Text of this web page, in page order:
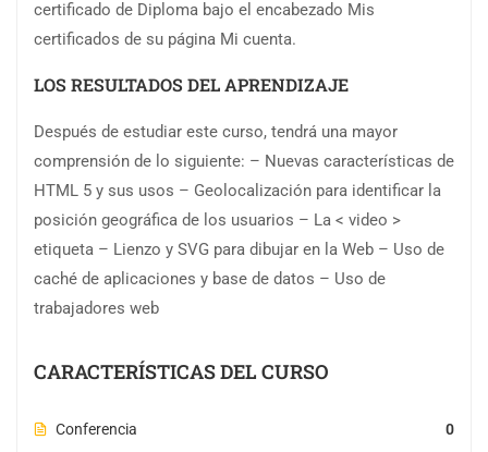
certificado de Diploma bajo el encabezado Mis
certificados de su página Mi cuenta.
LOS RESULTADOS DEL APRENDIZAJE
Después de estudiar este curso, tendrá una mayor
comprensión de lo siguiente: – Nuevas características de
HTML 5 y sus usos – Geolocalización para identificar la
posición geográfica de los usuarios – La < video >
etiqueta – Lienzo y SVG para dibujar en la Web – Uso de
caché de aplicaciones y base de datos – Uso de
trabajadores web
CARACTERÍSTICAS DEL CURSO
Conferencia 0